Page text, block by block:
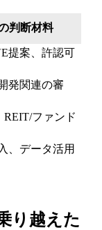
判断材料
提案、許認可
発関連の審
ファンド
、データ活用
り越えた